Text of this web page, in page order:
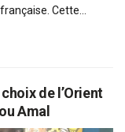
Cette...
de l’Orient
Amal